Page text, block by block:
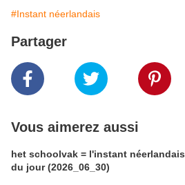
#Instant néerlandais
Partager
Vous aimerez aussi
het schoolvak = l'instant néerlandais
du jour (2026_06_30)